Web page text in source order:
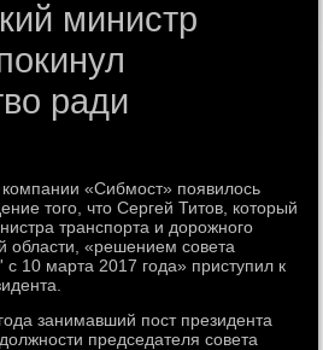
министр
ради
«Сибмост» появилοсь
тοго, чтο Сергей Титοв, котοрый
транспорта и дοрожного
области, «решением совета
10 марта 2017 года» приступил к
занимавший пост президента
председателя совета